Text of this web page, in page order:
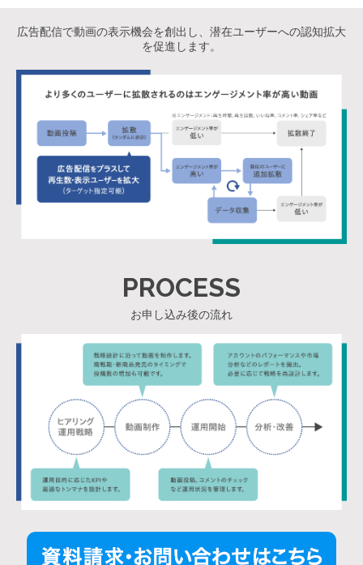
広告配信で動画の表示機会を創出し、潜在ユーザーへの認知拡大
を促進します。
PROCESS
お申し込み後の流れ